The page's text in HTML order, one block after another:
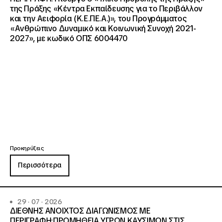
της Πράξης «Κέντρα Εκπαίδευσης για το Περιβάλλον
και την Αειφορία (Κ.Ε.ΠΕ.Α.)», του Προγράμματος
«Ανθρώπινο Δυναμικό και Κοινωνική Συνοχή 2021-
2027», με κωδικό ΟΠΣ 6004470
Προκηρύξεις
Περισσότερα
29 · 07 · 2026
ΔΙΕΘΝΗΣ ΑΝΟΙΧΤΟΣ ΔΙΑΓΩΝΙΣΜΟΣ ΜΕ